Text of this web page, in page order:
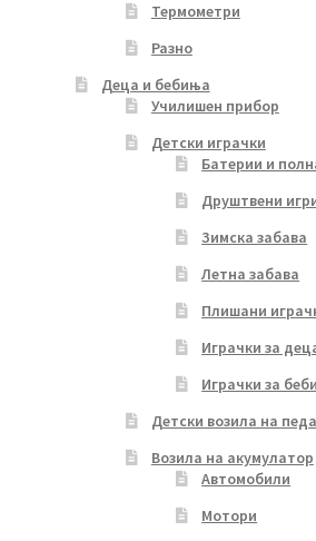
Термометри
Разно
Деца и бебиња
Училишен прибор
Детски играчки
Батерии и
Друштвени
Зимска забава
Летна забава
Плишани
Играчки за
Играчки за
Детски возила на
Возила на акумулатор
Автомобили
Мотори